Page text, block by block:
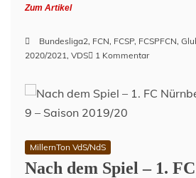
Zum Artikel
Bundesliga2, FCN, FCSP, FCSPFCN,
2020/2021, VDS 1 Kommentarzu
Spiel
(H)
MillernTon VdS/NdS
Nach dem Spiel – 1.